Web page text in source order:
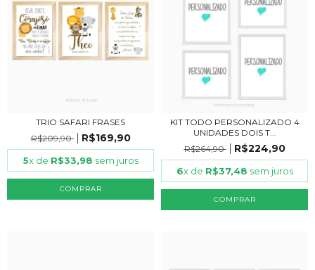
TRIO SAFARI FRASES
R$209,90
R$169,90
5x de R$33,98 sem juros
COMPRAR
KIT TODO PERSONALIZADO 4
UNIDADES DOIS T...
R$264,90
R$224,90
6x de R$37,48 sem juros
COMPRAR